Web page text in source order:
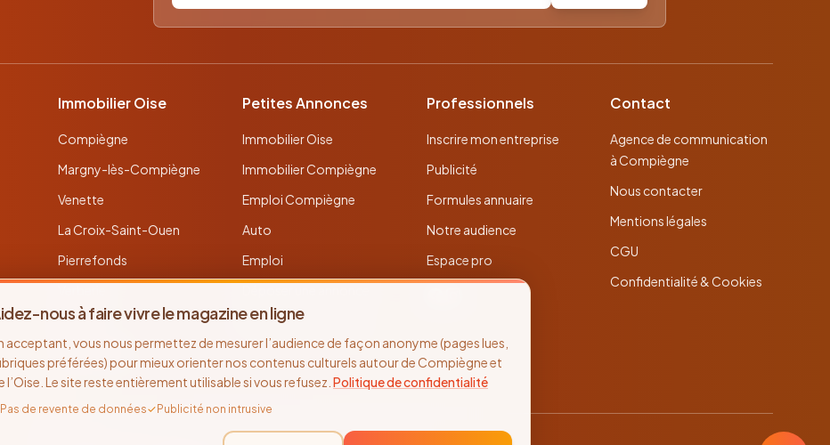
Immobilier Oise
Compiègne
Margny-lès-Compiègne
Venette
La Croix-Saint-Ouen
Pierrefonds
Noyon
Thourotte
Petites Annonces
Immobilier Oise
Immobilier Compiègne
Emploi Compiègne
Auto
Emploi
Toutes les annonces
Professionnels
Inscrire mon entreprise
Publicité
Formules annuaire
Notre audience
Espace pro
Contact
Agence de communication
à Compiègne
Nous contacter
Mentions légales
CGU
Confidentialité & Cookies
nous à faire vivre le magazine en ligne
acceptant, vous nous permettez de mesurer l’audience de façon anonyme (pages lues,
préférées) pour mieux orienter nos contenus culturels autour de Compiègne et
l’Oise. Le site reste entièrement utilisable si vous refusez. Politique de confidentialité
Pas de revente de données✓ Publicité non intrusive